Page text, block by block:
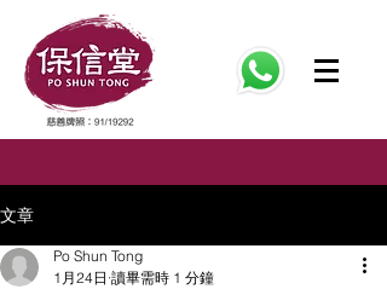
文章
Po Shun Tong
1月24日 讀畢需時 1 分鐘